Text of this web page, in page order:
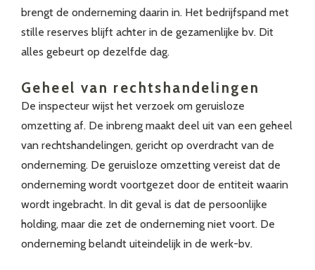
brengt de onderneming daarin in. Het bedrijfspand met
stille reserves blijft achter in de gezamenlijke bv. Dit
alles gebeurt op dezelfde dag.
Geheel van rechtshandelingen
De inspecteur wijst het verzoek om geruisloze
omzetting af. De inbreng maakt deel uit van een geheel
van rechtshandelingen, gericht op overdracht van de
onderneming. De geruisloze omzetting vereist dat de
onderneming wordt voortgezet door de entiteit waarin
wordt ingebracht. In dit geval is dat de persoonlijke
holding, maar die zet de onderneming niet voort. De
onderneming belandt uiteindelijk in de werk-bv.